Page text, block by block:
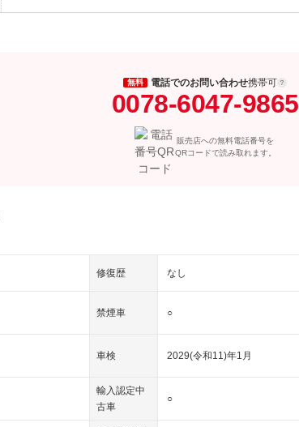
無料 電話でのお問い合わせ携帯可
0078-6047-9865
販売店への無料電話番号を
QRコードで読み取れます。
修復歴 なし
禁煙車 ○
車検 2029(令和11)年1月
輸入認定中
古車
○